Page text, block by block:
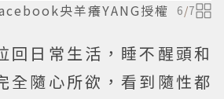
央羊癢YANG授權 6/7
回日常生活，睡不醒頭和
全隨心所欲，看到隨性都